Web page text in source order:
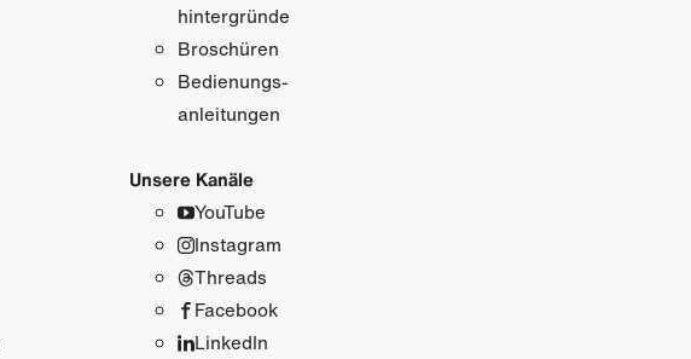
hintergründe
Broschüren
Bedienungs­
anleitungen
Unsere Kanäle
YouTube
Instagram
Threads
Facebook
LinkedIn